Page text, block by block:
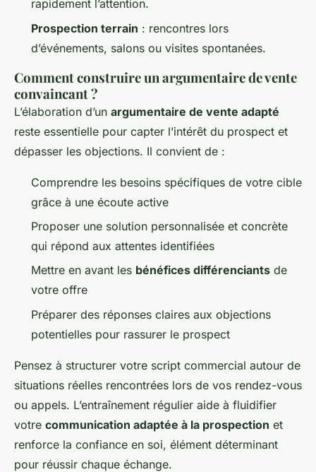
rapidement l’attention.
Prospection terrain : rencontres lors
d’événements, salons ou visites spontanées.
Comment construire un argumentaire de vente
convaincant ?
L’élaboration d’un argumentaire de vente adapté
reste essentielle pour capter l’intérêt du prospect et
dépasser les objections. Il convient de :
Comprendre les besoins spécifiques de votre cible
grâce à une écoute active
Proposer une solution personnalisée et concrète
qui répond aux attentes identifiées
Mettre en avant les bénéfices différenciants de
votre offre
Préparer des réponses claires aux objections
potentielles pour rassurer le prospect
Pensez à structurer votre script commercial autour de
situations réelles rencontrées lors de vos rendez-vous
ou appels. L’entraînement régulier aide à fluidifier
votre communication adaptée à la prospection et
renforce la confiance en soi, élément déterminant
pour réussir chaque échange.